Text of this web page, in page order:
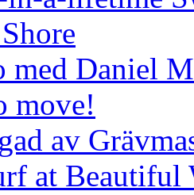
med Daniel
move!
av
at Beautiful